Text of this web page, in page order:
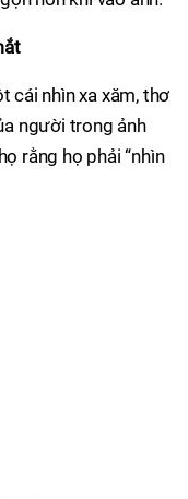
cái nhìn xa xăm, thơ
người trong ảnh
rằng họ phải “nhìn